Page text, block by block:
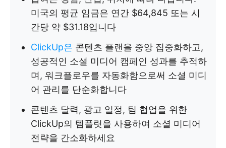
미국의 평균 임금은 연간 $64,845 또는 시
간당 약 $31.18입니다
ClickUp은 콘텐츠 플랜을 중앙 집중화하고,
성공적인 소셜 미디어 캠페인 성과를 추적하
며, 워크플로우를 자동화함으로써 소셜 미디
어 관리를 단순화합니다
콘텐츠 달력, 광고 일정, 팀 협업을 위한
ClickUp의 템플릿을 사용하여 소셜 미디어
전략을 간소화하세요